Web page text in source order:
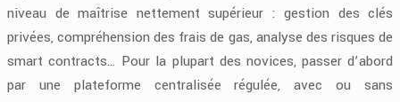
niveau de maîtrise nettement supérieur : gestion des clés
privées, compréhension des frais de gas, analyse des risques de
smart contracts… Pour la plupart des novices, passer d’abord
par une plateforme centralisée régulée, avec ou sans